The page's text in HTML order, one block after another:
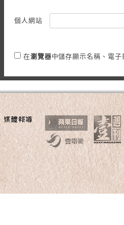
個人網站
在瀏覽器中儲存顯示名稱、電